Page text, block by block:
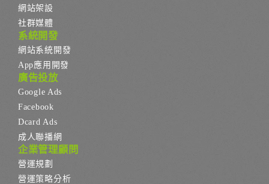
網站架設
社群媒體
系統開發
網站系統開發
App應用開發
廣告投放
Google Ads
Facebook
Dcard Ads
成人聯播網
企業管理顧問
營運規劃
營運策略分析